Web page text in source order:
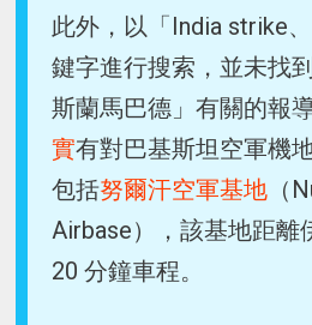
此外，以「India strike
鍵字進行搜索，並未找
斯蘭馬巴德」有關的報
實有對巴基斯坦空軍機
包括努爾汗空軍基地 （
Airbase），該基地距離
20 分鐘車程。